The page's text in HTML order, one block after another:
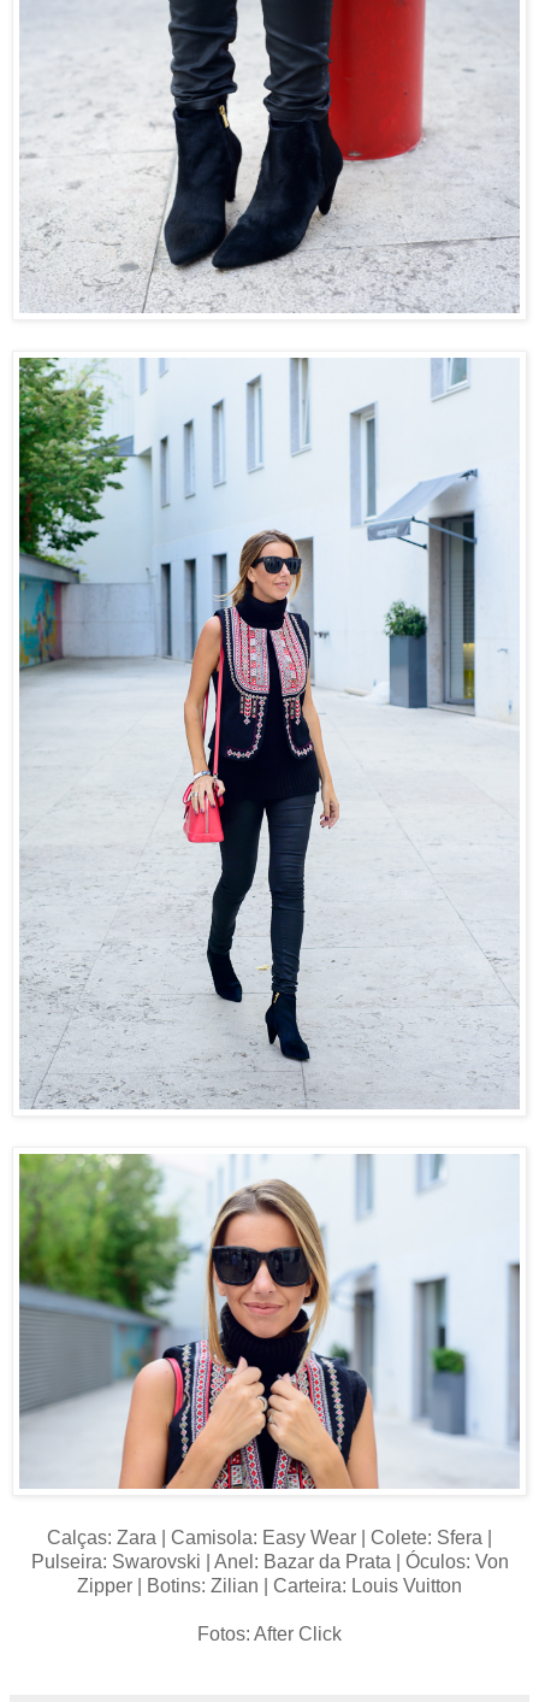
Calças: Zara | Camisola: Easy Wear | Colete: Sfera |
Pulseira: Swarovski | Anel: Bazar da Prata | Óculos: Von
Zipper | Botins: Zilian | Carteira: Louis Vuitton
Fotos: After Click